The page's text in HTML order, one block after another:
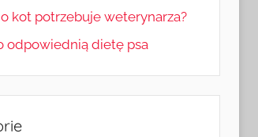
kot potrzebuje weterynarza?
odpowiednią dietę psa